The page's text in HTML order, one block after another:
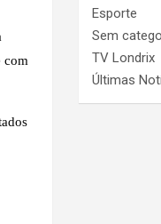
com
Esporte
Sem
TV Londrix
Últimas